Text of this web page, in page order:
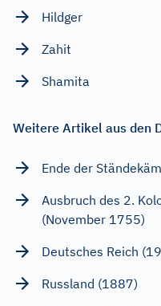
Hildger
Zahit
Shamita
Weitere Artikel aus den
Ende der
Ausbruch des 2.
(November 1755)
Deutsches Reich
Russland (1887)